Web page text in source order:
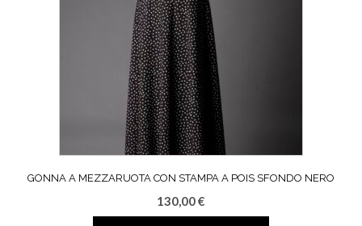
GONNA A MEZZARUOTA CON STAMPA A POIS SFONDO NERO
130,00€